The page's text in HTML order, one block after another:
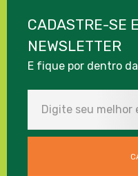
CADASTRE-SE
NEWSLETTER
E fique por dentro